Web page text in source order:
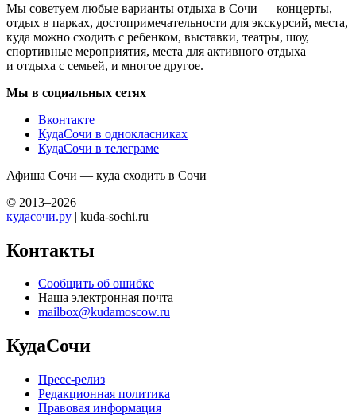
Мы советуем любые варианты отдыха в Сочи — концерты,
отдых в парках, достопримечательности для экскурсий, места,
куда можно сходить с ребенком, выставки, театры, шоу,
спортивные мероприятия, места для активного отдыха
и отдыха с семьей, и многое другое.
Мы в социальных сетях
Вконтакте
КудаСочи в однокласниках
КудаСочи в телеграме
Афиша Сочи — куда сходить в Сочи
© 2013–2026
кудасочи.ру | kuda-sochi.ru
Контакты
Сообщить об ошибке
Наша электронная почта
mailbox@kudamoscow.ru
КудаСочи
Пресс-релиз
Редакционная политика
Правовая информация